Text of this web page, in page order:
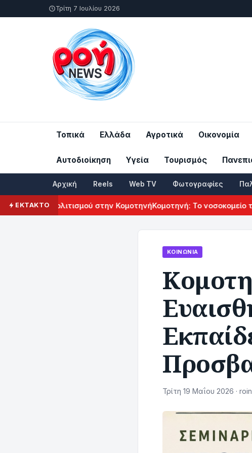
Τρίτη 7 Ιουλίου 2026
Τοπικά Ελλάδα Αγροτικά Οικονομία
Αυτοδιοίκηση Υγεία Τουρισμός
Αρχική Reels Web TV Φωτογραφίες
ΕΚΤΑΚΤΟ
Πολιτισμού στην ΚομοτηνήΚομοτηνή: Το νοσοκομείο του
ΚΟΙΝΩΝΊΑ
Τρίτη 19 Μαΐου 2026 ·